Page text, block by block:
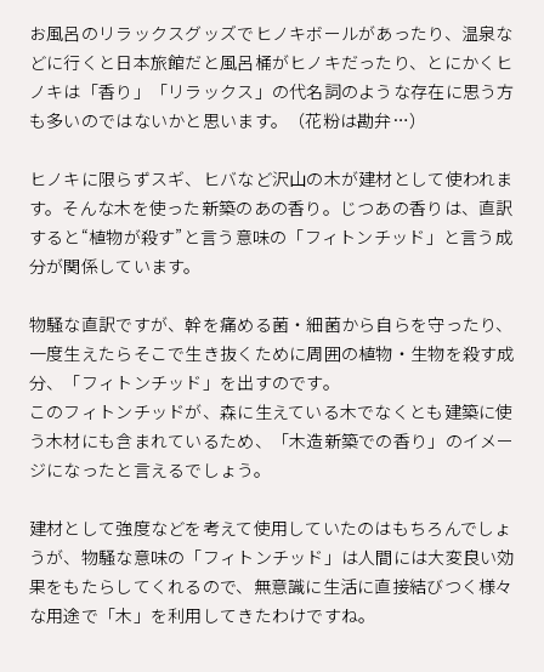
お風呂のリラックスグッズでヒノキボールがあったり、温泉な
どに行くと日本旅館だと風呂桶がヒノキだったり、とにかくヒ
ノキは「香り」「リラックス」の代名詞のような存在に思う方
も多いのではないかと思います。（花粉は勘弁…）
ヒノキに限らずスギ、ヒバなど沢山の木が建材として使われま
す。そんな木を使った新築のあの香り。じつあの香りは、直訳
すると“植物が殺す”と言う意味の「フィトンチッド」と言う成
分が関係しています。
物騒な直訳ですが、幹を痛める菌・細菌から自らを守ったり、
一度生えたらそこで生き抜くために周囲の植物・生物を殺す成
分、「フィトンチッド」を出すのです。
このフィトンチッドが、森に生えている木でなくとも建築に使
う木材にも含まれているため、「木造新築での香り」のイメー
ジになったと言えるでしょう。
建材として強度などを考えて使用していたのはもちろんでしょ
うが、物騒な意味の「フィトンチッド」は人間には大変良い効
果をもたらしてくれるので、無意識に生活に直接結びつく様々
な用途で「木」を利用してきたわけですね。